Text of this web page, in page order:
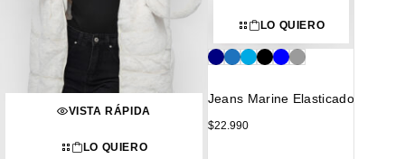
VISTA RÁPIDA
LO QUIERO
LO QUIERO
Jeans Marine Elasticado
$22.990